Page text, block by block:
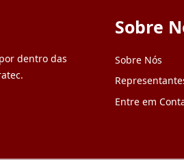
dentro das
Sobre
Sobre Nós
Entre em